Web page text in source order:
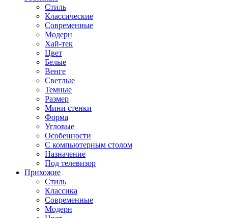
Стиль
Классические
Современные
Модерн
Хай-тек
Цвет
Белые
Венге
Светлые
Темные
Размер
Мини стенки
Форма
Угловые
Особенности
С компьютерным столом
Назначение
Под телевизор
Прихожие
Стиль
Классика
Современные
Модерн